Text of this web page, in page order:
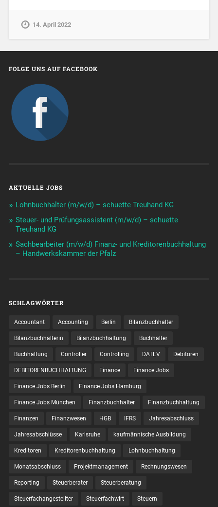
14. April 2022
FOLGE UNS AUF FACEBOOK
AKTUELLE JOBS
Lohnbuchhalter (m/w/d) – schuette Treuhand KG
Steuer- und Prüfungsassistent (m/w/d) – schuette
Treuhand KG
Sachbearbeiter (m/w/d) Finanz- und Kreditorenbuchhaltung
– Handwerkskammer der Pfalz
SCHLAGWÖRTER
Accountant Accounting Berlin Bilanzbuchhalter
Bilanzbuchhalterin Bilanzbuchhaltung Buchhalter
Buchhaltung Controller Controlling DATEV Debitoren
DEBITORENBUCHHALTUNG Finance Finance Jobs
Finance Jobs Berlin Finance Jobs Hamburg
Finance Jobs München Finanzbuchhalter Finanzbuchhaltung
Finanzen Finanzwesen HGB IFRS Jahresabschluss
Jahresabschlüsse Karlsruhe kaufmännische Ausbildung
Kreditoren Kreditorenbuchhaltung Lohnbuchhaltung
Monatsabschluss Projektmanagement Rechnungswesen
Reporting Steuerberater Steuerberatung
Steuerfachangestellter Steuerfachwirt Steuern